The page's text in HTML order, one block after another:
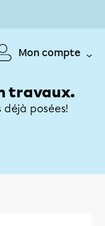
Mon compte
travaux.
posées!